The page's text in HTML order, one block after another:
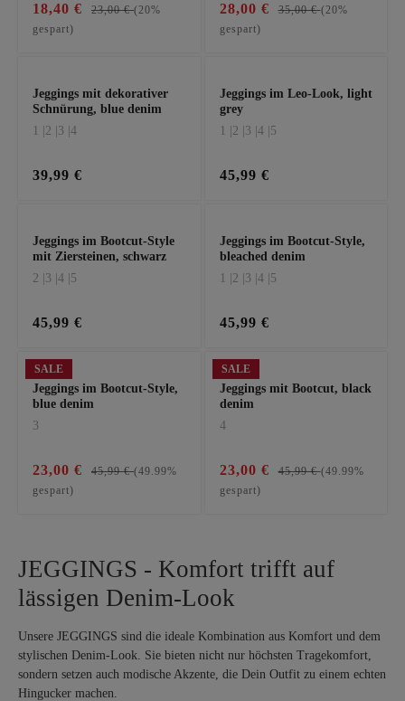
18,40 € 23,00 €(20%
gespart)
28,00 € 35,00 €(20%
gespart)
Jeggings mit dekorativer
Schnürung, blue denim
1 | 2 | 3 | 4
39,99 €
Jeggings im Leo-Look, light
grey
1 | 2 | 3 | 4 | 5
45,99 €
Jeggings im Bootcut-Style
mit Ziersteinen, schwarz
2 | 3 | 4 | 5
45,99 €
Jeggings im Bootcut-Style,
bleached denim
1 | 2 | 3 | 4 | 5
45,99 €
SALE
Jeggings im Bootcut-Style,
blue denim
3
23,00 € 45,99 €(49.99%
gespart)
SALE
Jeggings mit Bootcut, black
denim
4
23,00 € 45,99 €(49.99%
gespart)
JEGGINGS - Komfort trifft auf
lässigen Denim-Look
Unsere JEGGINGS sind die ideale Kombination aus Komfort und dem
stylischen Denim-Look. Sie bieten nicht nur höchsten Tragekomfort,
sondern setzen auch modische Akzente, die Dein Outfit zu einem echten
Hingucker machen.